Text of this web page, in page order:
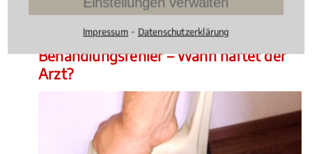
Medizinrecht, 16.07.2015(Update 06.10.2025)
Behandlungsfehler – Wann haftet der
Arzt?
Impressum ⁃ Datenschutzerklärung